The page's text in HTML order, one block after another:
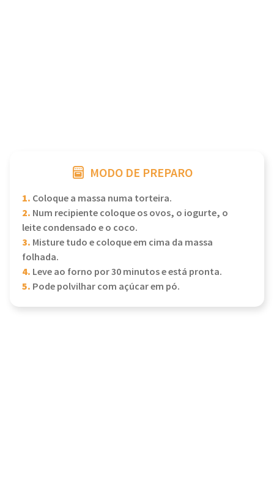
MODO DE PREPARO
1. Coloque a massa numa torteira.
2. Num recipiente coloque os ovos, o iogurte, o
leite condensado e o coco.
3. Misture tudo e coloque em cima da massa
folhada.
4. Leve ao forno por 30 minutos e está pronta.
5. Pode polvilhar com açúcar em pó.